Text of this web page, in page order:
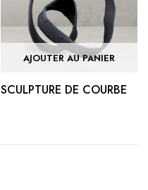
AJOUTER AU PANIER
SCULPTURE DE COURBE